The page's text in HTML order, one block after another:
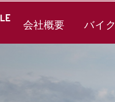
会社概要 バイク